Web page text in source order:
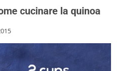
cucinare la quinoa